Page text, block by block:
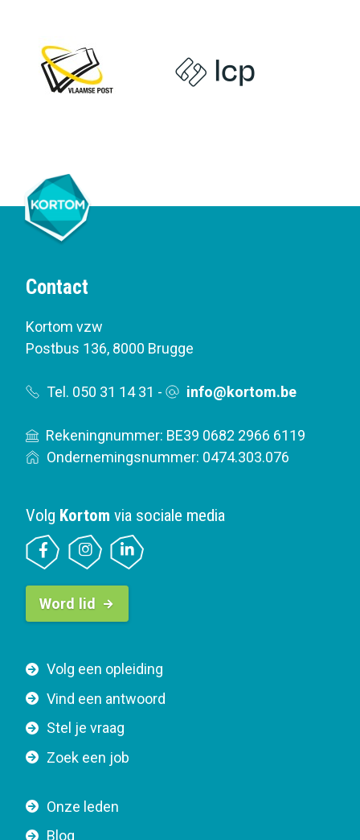
Contact
Kortom vzw
Postbus 136, 8000 Brugge
Tel. 050 31 14 31 - info@kortom.be
Rekeningnummer: BE39 0682 2966 6119
Ondernemingsnummer: 0474.303.076
F
o
t
e
a
Volg een opleiding
Vind een antwoord
Stel je vraag
Zoek een job
Onze leden
Blog
Volg Kortom via sociale media
B
t
o
n
a
v
g
Word lid